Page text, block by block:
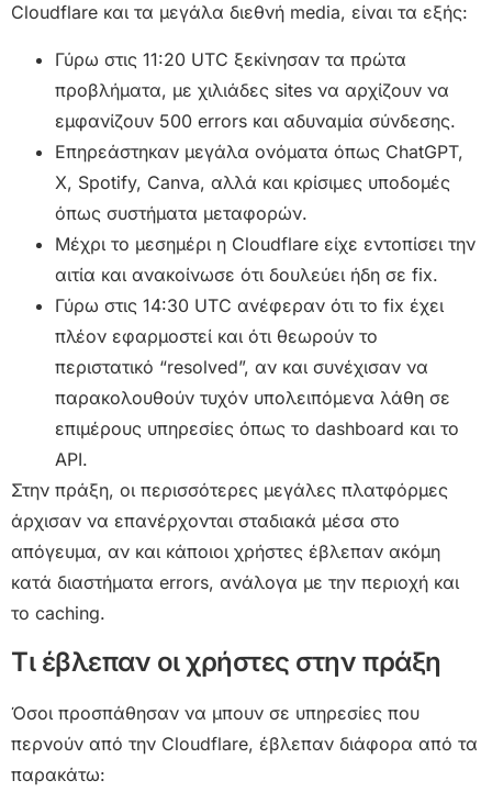
Cloudflare και τα μεγάλα διεθνή media, είναι τα εξής:
Γύρω στις 11:20 UTC ξεκίνησαν τα πρώτα
προβλήματα, με χιλιάδες sites να αρχίζουν να
εμφανίζουν 500 errors και αδυναμία σύνδεσης.
Επηρεάστηκαν μεγάλα ονόματα όπως ChatGPT,
X, Spotify, Canva, αλλά και κρίσιμες υποδομές
όπως συστήματα μεταφορών.
Μέχρι το μεσημέρι η Cloudflare είχε εντοπίσει την
αιτία και ανακοίνωσε ότι δουλεύει ήδη σε fix.
Γύρω στις 14:30 UTC ανέφεραν ότι το fix έχει
πλέον εφαρμοστεί και ότι θεωρούν το
περιστατικό “resolved”, αν και συνέχισαν να
παρακολουθούν τυχόν υπολειπόμενα λάθη σε
επιμέρους υπηρεσίες όπως το dashboard και το
API.
Στην πράξη, οι περισσότερες μεγάλες πλατφόρμες
άρχισαν να επανέρχονται σταδιακά μέσα στο
απόγευμα, αν και κάποιοι χρήστες έβλεπαν ακόμη
κατά διαστήματα errors, ανάλογα με την περιοχή και
το caching.
Τι έβλεπαν οι χρήστες στην πράξη
Όσοι προσπάθησαν να μπουν σε υπηρεσίες που
περνούν από την Cloudflare, έβλεπαν διάφορα από τα
παρακάτω: